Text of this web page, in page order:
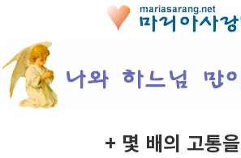
+ 몇 배의 고통